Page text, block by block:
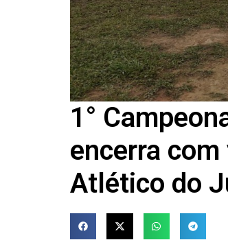
1°
encerra
Atlético do